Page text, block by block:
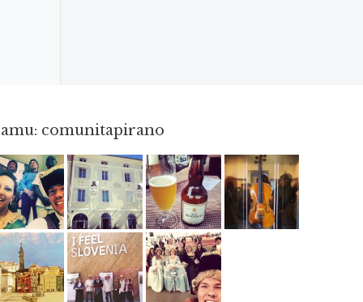
comunitapirano
Maj 23 Apr 3 Jun 3 Apr 8
Jun 12 Maj 2 Maj 15